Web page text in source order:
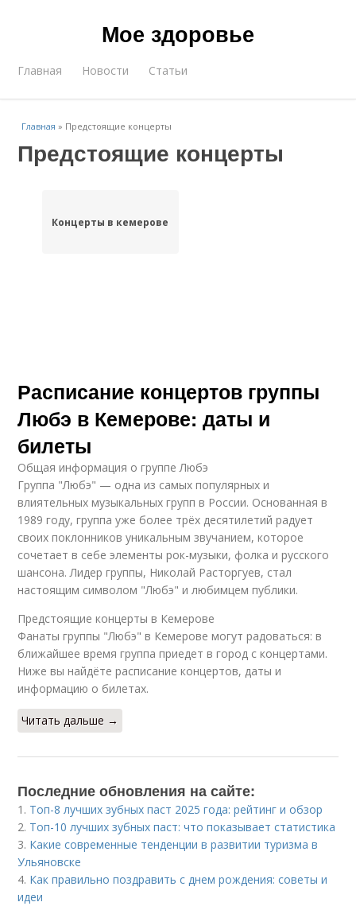
Мое здоровье
Главная Новости Статьи
Главная » Предстоящие концерты
Предстоящие концерты
Концерты в кемерове
Расписание концертов группы
Любэ в Кемерове: даты и
билеты
Общая информация о группе Любэ
Группа "Любэ" — одна из самых популярных и
влиятельных музыкальных групп в России. Основанная в
1989 году, группа уже более трёх десятилетий радует
своих поклонников уникальным звучанием, которое
сочетает в себе элементы рок-музыки, фолка и русского
шансона. Лидер группы, Николай Расторгуев, стал
настоящим символом "Любэ" и любимцем публики.
Предстоящие концерты в Кемерове
Фанаты группы "Любэ" в Кемерове могут радоваться: в
ближайшее время группа приедет в город с концертами.
Ниже вы найдёте расписание концертов, даты и
информацию о билетах.
Читать дальше →
Последние обновления на сайте:
1. Топ-8 лучших зубных паст 2025 года: рейтинг и обзор
2. Топ-10 лучших зубных паст: что показывает статистика
3. Какие современные тенденции в развитии туризма в
Ульяновске
4. Как правильно поздравить с днем рождения: советы и
идеи